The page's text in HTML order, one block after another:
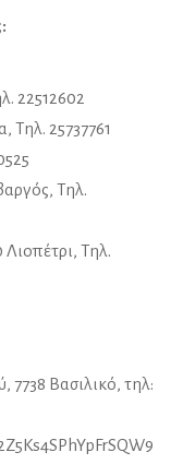
22512602
Τηλ. 25737761
Τηλ.
Τηλ.
7738 Βασιλικό, τηλ: